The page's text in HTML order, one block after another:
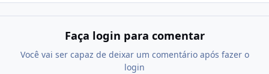
Faça login para comentar
Você vai ser capaz de deixar um comentário após fazer o
login